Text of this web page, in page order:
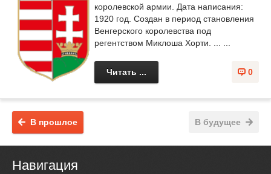
королевской армии. Дата написания:
1920 год. Создан в период становления
Венгерского королевства под
регентством Миклоша Хорти. ... ...
0
Читать ...
В будущее
В прошлое
Навигация